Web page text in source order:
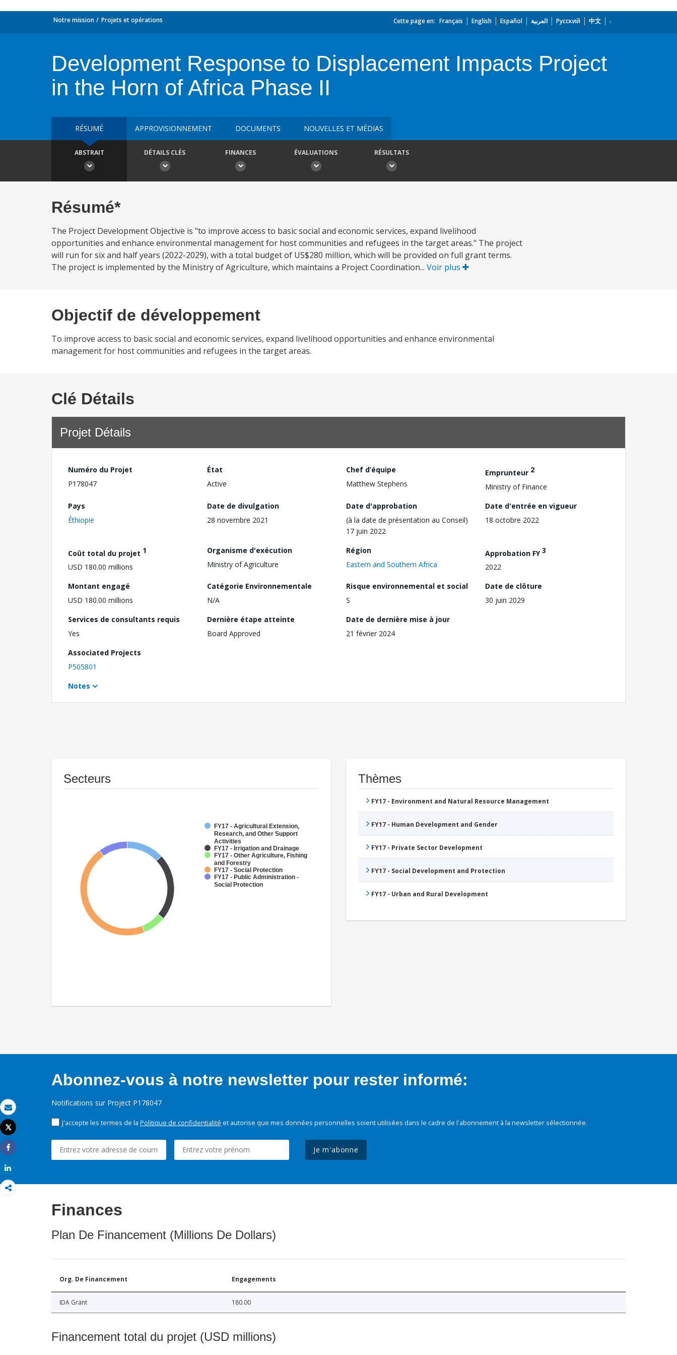
Email
Imprimer
Tweet
Share
Notre mission Projets et opérations Cette page en: Français English Español العربية Русский 中文
Development Response to Displacement Impacts Project
in the Horn of Africa Phase II
RÉSUMÉ APPROVISIONNEMENT DOCUMENTS NOUVELLES ET MÉDIAS
ABSTRAIT DÉTAILS CLÉS FINANCES ÉVALUATIONS RÉSULTATS
Résumé*
The Project Development Objective is "to improve access to basic social and economic services, expand livelihood
opportunities and enhance environmental management for host communities and refugees in the target areas." The project
will run for six and half years (2022-2029), with a total budget of US$280 million, which will be provided on full grant terms.
The project is implemented by the Ministry of Agriculture, which maintains a Project Coordination... Voir plus
Objectif de développement
To improve access to basic social and economic services, expand livelihood opportunities and enhance environmental
management for host communities and refugees in the target areas.
Clé Détails
Projet Détails
Numéro du Projet
P178047
État
Active
Chef d’équipe
Matthew Stephens
Emprunteur 2
Ministry of Finance
Pays
Éthiopie
Date de divulgation
28 novembre 2021
Date d'approbation
(à la date de présentation au Conseil)
17 juin 2022
Date d'entrée en vigueur
18 octobre 2022
Coût total du projet 1
USD 180.00 millions
Organisme d'exécution
Ministry of Agriculture
Région
Eastern and Southern Africa
Approbation FY3
2022
Montant engagé
USD 180.00 millions
Catégorie Environnementale
N/A
Risque environnemental et social
S
Date de clôture
30 juin 2029
Services de consultants requis
Yes
Dernière étape atteinte
Board Approved
Date de dernière mise à jour
21 février 2024
Associated Projects
P505801
Notes
Secteurs
FY17 - Agricultural Extension,
Research, and Other Support
Activities
FY17 - Irrigation and Drainage
FY17 - Other Agriculture, Fishing
and Forestry
FY17 - Social Protection
FY17 - Public Administration -
Social Protection
Thèmes
FY17 - Environment and Natural Resource Management
FY17 - Human Development and Gender
FY17 - Private Sector Development
FY17 - Social Development and Protection
FY17 - Urban and Rural Development
Abonnez-vous à notre newsletter pour rester informé:
Notifications sur Project P178047
J'accepte les termes de la Politique de confidentialité et autorise que mes données personnelles soient utilisées dans le cadre de l'abonnement à la newsletter sélectionnée.
Je m'abonne
Finances
Plan De Financement (Millions De Dollars)
Org. De Financement Engagements
IDA Grant 180.00
Financement total du projet (USD millions)